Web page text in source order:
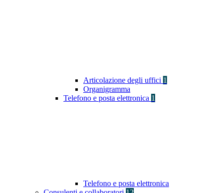
Articolazione degli uffici 1
Organigramma
Telefono e posta elettronica 1
Telefono e posta elettronica